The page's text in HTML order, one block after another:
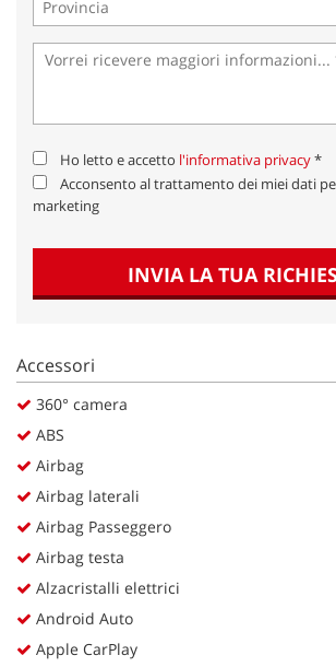
Ho letto e accetto l'informativa privacy*
Acconsento al trattamento dei miei dati
marketing
INVIA LA TUA
Accessori
360° camera
ABS
Airbag
Airbag laterali
Airbag Passeggero
Airbag testa
Alzacristalli elettrici
Android Auto
Apple CarPlay